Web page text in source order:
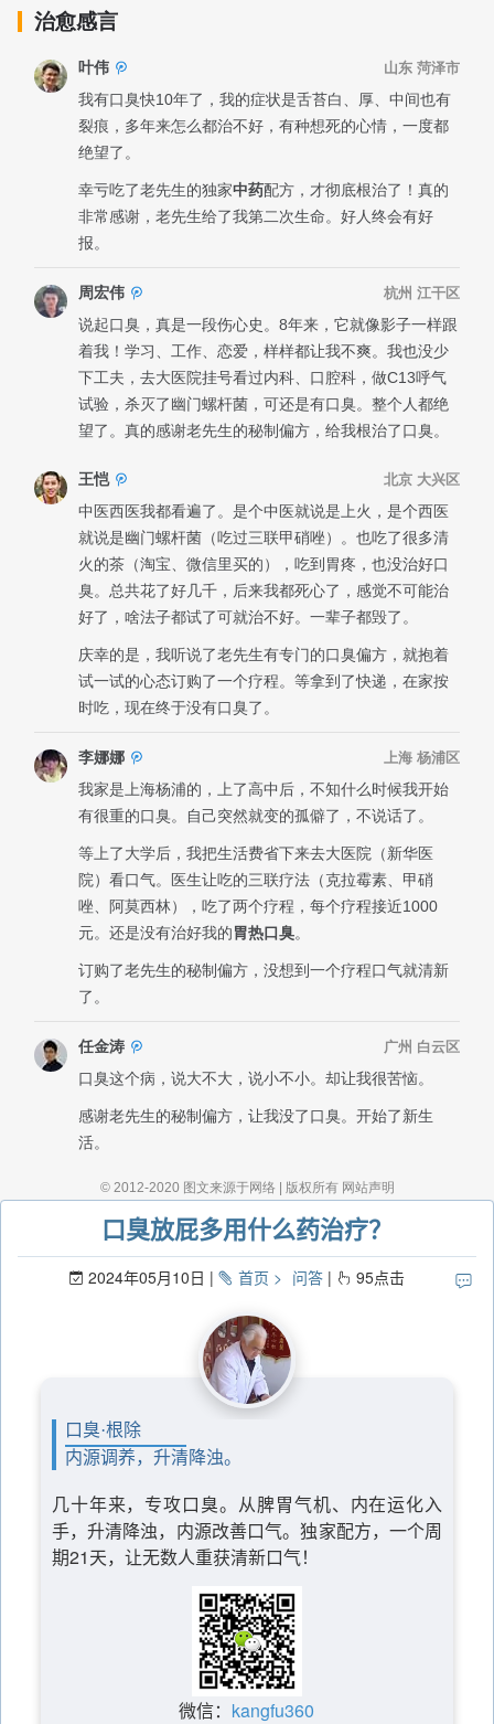
口臭放屁多用什么药治疗？
2024年05月10日 首页 问答 95点击
口臭·根除
内源调养，升清降浊。
几十年来，专攻口臭。从脾胃气机、内在运化入
手，升清降浊，内源改善口气。独家配方，一个周
期21天，让无数人重获清新口气！
微信： kangfu360